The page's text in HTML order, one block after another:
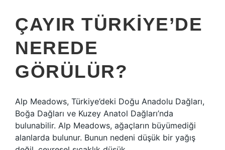
ÇAYIR TÜRKIYE’DE
NEREDE
GÖRÜLÜR?
Alp Meadows, Türkiye’deki Doğu Anadolu Dağları,
Boğa Dağları ve Kuzey Anatol Dağları’nda
bulunabilir. Alp Meadows, ağaçların büyümediği
alanlarda bulunur. Bunun nedeni düşük bir yağış